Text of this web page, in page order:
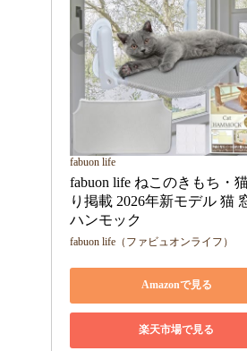
fabuon life
fabuon life ねこのきもち・
り掲載 2026年新モデル 猫
ハンモック
fabuon life（ファビュオンライフ）
Amazonで見る
楽天市場で見る